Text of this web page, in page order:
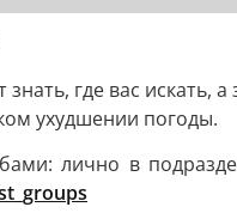
где вас
ухудшении погоды.
лично в